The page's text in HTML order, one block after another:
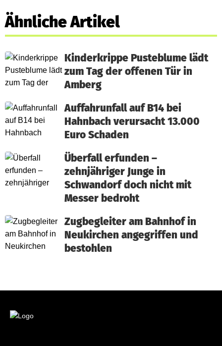
Ähnliche Artikel
Kinderkrippe Pusteblume lädt
zum Tag der offenen Tür in
Amberg
Auffahrunfall auf B14 bei
Hahnbach verursacht 13.000
Euro Schaden
Überfall erfunden –
zehnjähriger Junge in
Schwandorf doch nicht mit
Messer bedroht
Zugbegleiter am Bahnhof in
Neukirchen angegriffen und
bestohlen